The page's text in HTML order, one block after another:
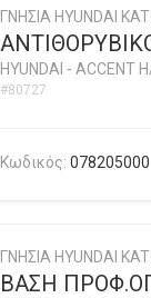
ΓΝΗΣΙΑ HYUNDAI
HYUNDAI - ACCENT
#80727
Κωδικός: 078205000
ΓΝΗΣΙΑ HYUNDAI
ΒΑΣΗ